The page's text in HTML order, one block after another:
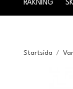
RAKNING
Startsida /